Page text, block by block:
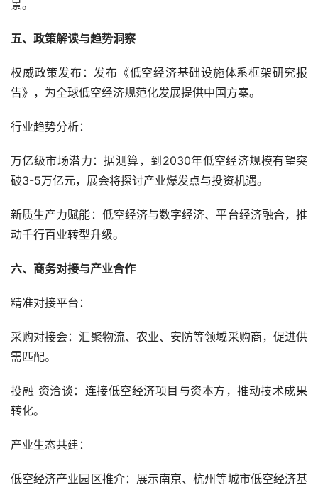
景。
五、政策解读与趋势洞察
权威政策发布：发布《低空经济基础设施体系框架研究报
告》，为全球低空经济规范化发展提供中国方案。
行业趋势分析：
万亿级市场潜力：据测算，到2030年低空经济规模有望突
破3-5万亿元，展会将探讨产业爆发点与投资机遇。
新质生产力赋能：低空经济与数字经济、平台经济融合，推
动千行百业转型升级。
六、商务对接与产业合作
精准对接平台：
采购对接会：汇聚物流、农业、安防等领域采购商，促进供
需匹配。
投融 资洽谈：连接低空经济项目与资本方，推动技术成果
转化。
产业生态共建：
低空经济产业园区推介：展示南京、杭州等城市低空经济基